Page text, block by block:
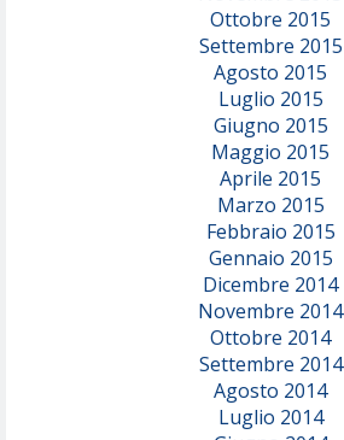
Ottobre 2015
Settembre 2015
Agosto 2015
Luglio 2015
Giugno 2015
Maggio 2015
Aprile 2015
Marzo 2015
Febbraio 2015
Gennaio 2015
Dicembre 2014
Novembre 2014
Ottobre 2014
Settembre 2014
Agosto 2014
Luglio 2014